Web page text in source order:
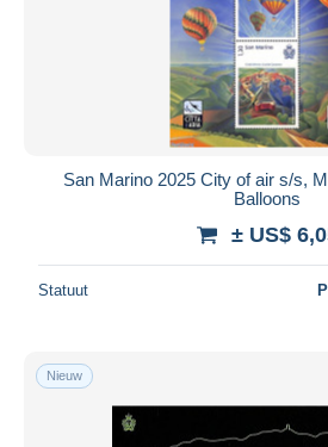
San Marino 2025 City of air s/s,
Balloons
± US$
Statuut
Nieuw